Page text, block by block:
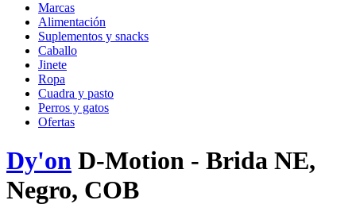
Marcas
Alimentación
Suplementos y snacks
Caballo
Jinete
Ropa
Cuadra y pasto
Perros y gatos
Ofertas
Dy'on D-Motion - Brida NE,
Negro, COB